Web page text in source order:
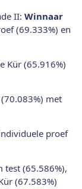
II: Winnaar
(69.333%) en
Kür (65.916%)
met
proef
test (65.586%),
(67.583%)